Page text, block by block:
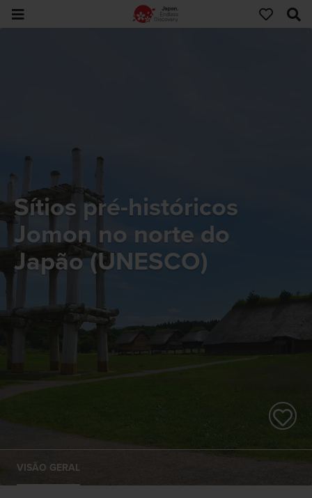
Sítios pré-históricos
Jomon no norte do
Japão (UNESCO)
VISÃO GERAL